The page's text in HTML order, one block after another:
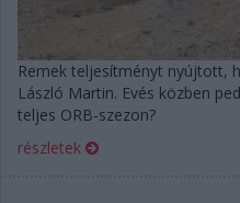
Remek teljesítményt nyújtott,
László Martin. Evés közben
teljes ORB-szezon?
részletek